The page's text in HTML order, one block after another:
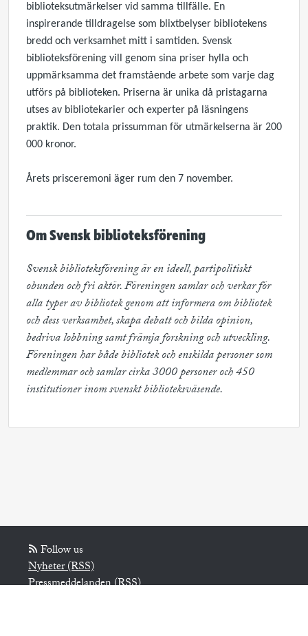
biblioteksutmärkelser vid samma tillfälle. En
inspirerande tilldragelse som blixtbelyser bibliotekens
bredd och verksamhet mitt i samtiden. Svensk
biblioteksförening vill genom sina priser hylla och
uppmärksamma det framstående arbete som varje dag
utförs på biblioteken. Priserna är unika då pristagarna
utses av bibliotekarier och experter på läsningens
praktik. Den totala prissumman för utmärkelserna är 200
000 kronor.
Årets prisceremoni äger rum den 7 november.
Om Svensk biblioteksförening
Svensk biblioteksförening är en ideell, partipolitiskt
obunden och fri aktör. Föreningen samlar och verkar för
alla typer av bibliotek genom att informera om bibliotek
och dess verksamhet, skapa debatt och bilda opinion,
bedriva lobbning samt främja forskning och utveckling.
Föreningen har både bibliotek och enskilda personer som
medlemmar och samlar cirka 3000 personer och 450
institutioner inom svenskt biblioteksväsende.
Follow us
Nyheter (RSS)
Pressmeddelanden (RSS)